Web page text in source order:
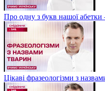
Про одну з букв нашої абетки
Цікаві фразеологізми з